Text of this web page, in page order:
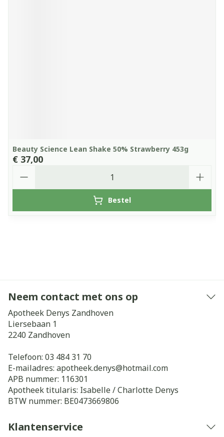
Beauty Science Lean Shake 50% Strawberry 453g
€ 37,00
Bestel
Neem contact met ons op
Apotheek Denys Zandhoven
Liersebaan 1
2240 Zandhoven
Telefoon: 03 484 31 70
E-mailadres: apotheek.denys@hotmail.com
APB nummer: 116301
Apotheek titularis: Isabelle / Charlotte Denys
BTW nummer: BE0473669806
Klantenservice